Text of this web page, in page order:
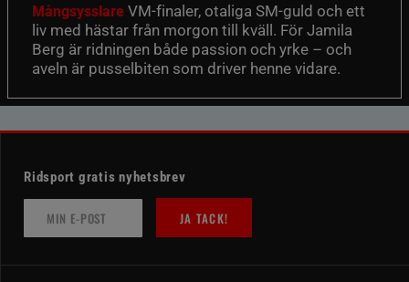
Mångsysslare VM-finaler, otaliga SM-guld och ett
liv med hästar från morgon till kväll. För Jamila
Berg är ridningen både passion och yrke – och
aveln är pusselbiten som driver henne vidare.
Ridsport gratis nyhetsbrev
JA TACK!